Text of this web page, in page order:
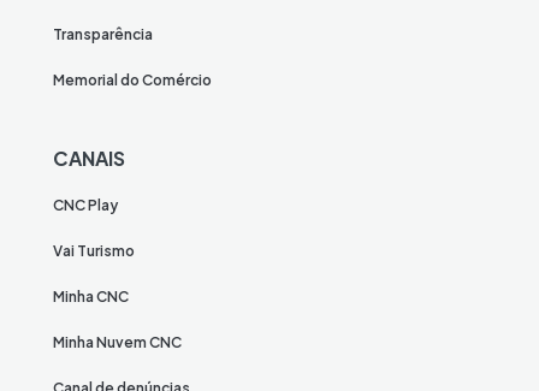
Transparência
Memorial do Comércio
CANAIS
CNC Play
Vai Turismo
Minha CNC
Minha Nuvem CNC